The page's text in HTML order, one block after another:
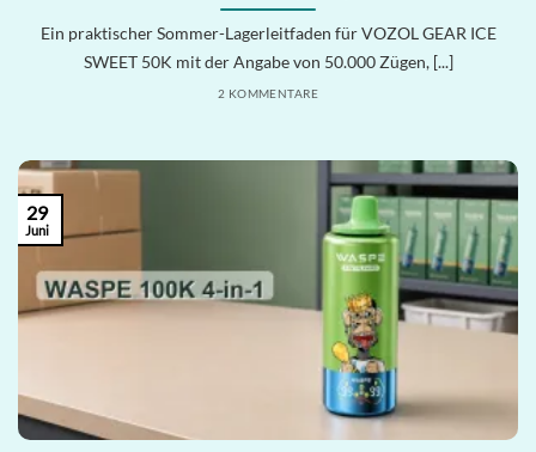
Ein praktischer Sommer-Lagerleitfaden für VOZOL GEAR ICE
SWEET 50K mit der Angabe von 50.000 Zügen, [...]
2 KOMMENTARE
29
Juni